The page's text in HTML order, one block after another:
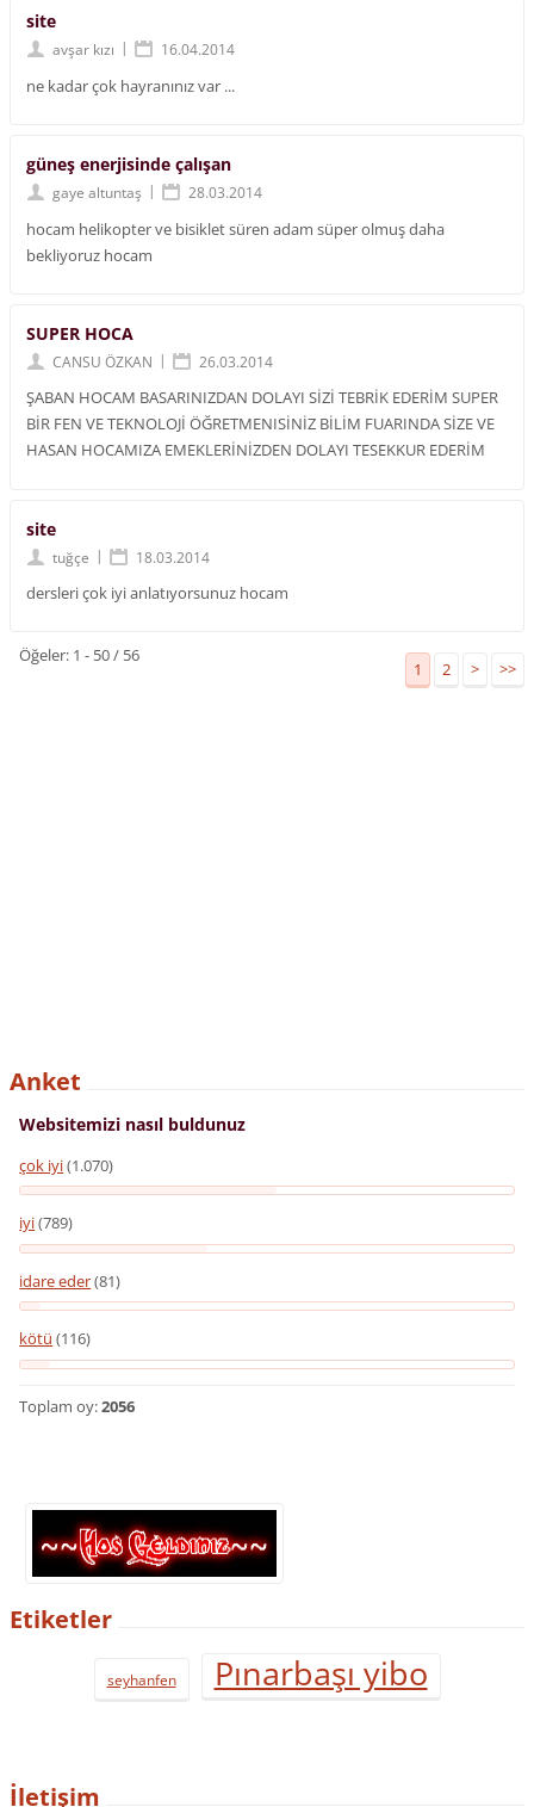
site
avşar kızı | 16.04.2014
ne kadar çok hayranınız var ...
güneş enerjisinde çalışan
gaye altuntaş | 28.03.2014
hocam helikopter ve bisiklet süren adam süper olmuş daha
bekliyoruz hocam
SUPER HOCA
CANSU ÖZKAN | 26.03.2014
ŞABAN HOCAM BASARINIZDAN DOLAYI SİZİ TEBRİK EDERİM SUPER
BİR FEN VE TEKNOLOJİ ÖĞRETMENISİNİZ BİLİM FUARINDA SİZE VE
HASAN HOCAMIZA EMEKLERİNİZDEN DOLAYI TESEKKUR EDERİM
site
tuğçe | 18.03.2014
dersleri çok iyi anlatıyorsunuz hocam
Öğeler: 1 - 50 / 56
1 2 > >>
Anket
Websitemizi nasıl buldunuz
çok iyi(1.070)
iyi(789)
idare eder(81)
kötü (116)
Toplam oy:2056
Etiketler
seyhanfen Pınarbaşı yibo
İletişim